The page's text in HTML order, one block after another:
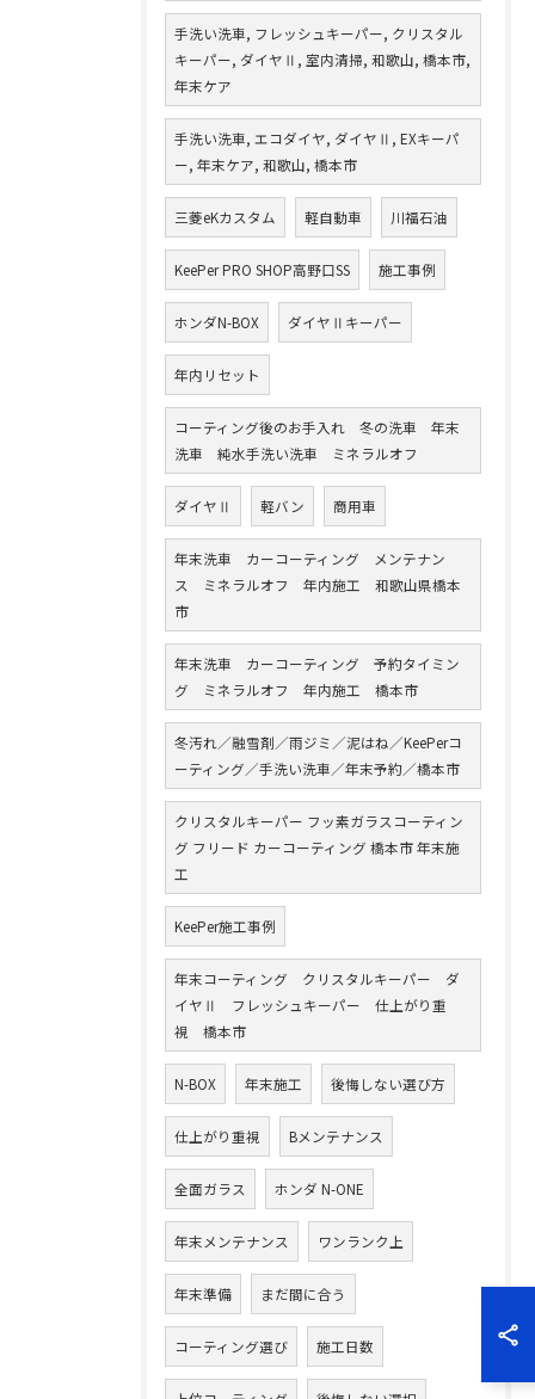
手洗い洗車, フレッシュキーパー, クリスタル
キーパー, ダイヤⅡ, 室内清掃, 和歌山, 橋本市,
年末ケア
手洗い洗車, エコダイヤ, ダイヤⅡ, EXキーパ
ー, 年末ケア, 和歌山, 橋本市
三菱eKカスタム 軽自動車 川福石油
KeePer PRO SHOP高野口SS 施工事例
ホンダN-BOX ダイヤⅡキーパー
年内リセット
コーティング後のお手入れ 冬の洗車 年末
洗車 純水手洗い洗車 ミネラルオフ
ダイヤⅡ 軽バン 商用車
年末洗車 カーコーティング メンテナン
ス ミネラルオフ 年内施工 和歌山県橋本
市
年末洗車 カーコーティング 予約タイミン
グ ミネラルオフ 年内施工 橋本市
冬汚れ／融雪剤／雨ジミ／泥はね／KeePerコ
ーティング／手洗い洗車／年末予約／橋本市
クリスタルキーパー フッ素ガラスコーティン
グ フリード カーコーティング 橋本市 年末施
工
KeePer施工事例
年末コーティング クリスタルキーパー ダ
イヤⅡ フレッシュキーパー 仕上がり重
視 橋本市
N-BOX 年末施工 後悔しない選び方
仕上がり重視 Bメンテナンス
全面ガラス ホンダ N-ONE
年末メンテナンス ワンランク上
年末準備 まだ間に合う
コーティング選び 施工日数